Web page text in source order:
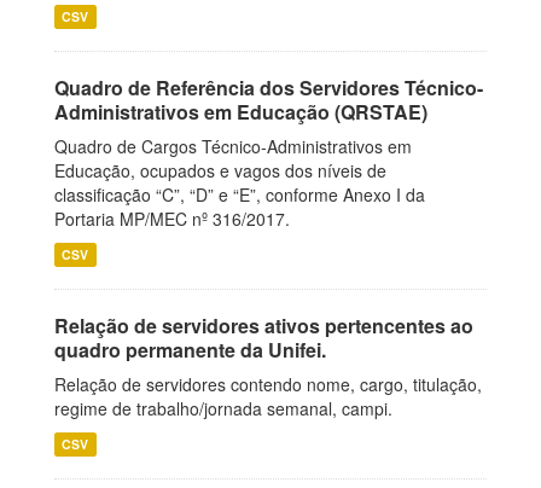
CSV
Quadro de Referência dos Servidores Técnico-
Administrativos em Educação (QRSTAE)
Quadro de Cargos Técnico-Administrativos em
Educação, ocupados e vagos dos níveis de
classificação “C”, “D” e “E”, conforme Anexo I da
Portaria MP/MEC nº 316/2017.
CSV
Relação de servidores ativos pertencentes ao
quadro permanente da Unifei.
Relação de servidores contendo nome, cargo, titulação,
regime de trabalho/jornada semanal, campi.
CSV